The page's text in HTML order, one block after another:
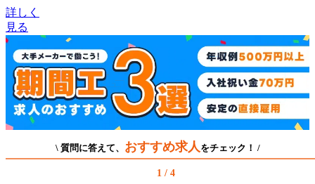
詳しく
見る
\ 質問に答えて、 おすすめ求人 をチェック！ /
1 / 4